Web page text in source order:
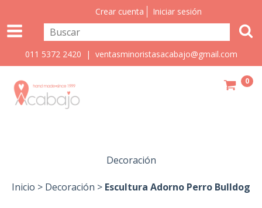
Crear cuenta Iniciar sesión
011 5372 2420 | ventasminoristasacabajo@gmail.com
0
Decoración
Inicio > Decoración > Escultura Adorno Perro Bulldog